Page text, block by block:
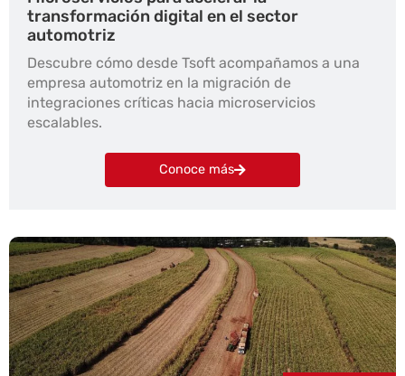
transformación digital en el sector
automotriz
Descubre cómo desde Tsoft acompañamos a una
empresa automotriz en la migración de
integraciones críticas hacia microservicios
escalables.
Conoce más